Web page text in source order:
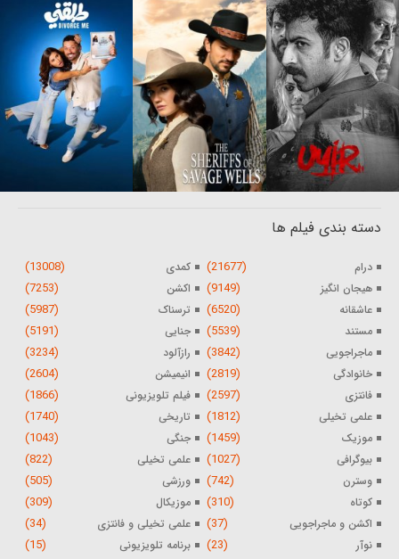
دسته بندی فیلم ها
درام (21677) کمدی (13008)
هیجان انگیز (9149) اکشن (7253)
عاشقانه (6520) ترسناک (5987)
مستند (5539) جنایی (5191)
ماجراجویی (3842) رازآلود (3234)
خانوادگی (2819) انیمیشن (2604)
فانتزی (2597) فیلم تلویزیونی (1866)
علمی تخیلی (1812) تاریخی (1740)
موزیک (1459) جنگی (1043)
بیوگرافی (1027) علمی تخیلی (822)
وسترن (742) ورزشی (505)
کوتاه (310) موزیکال (309)
اکشن و ماجراجویی (37) علمی تخیلی و فانتزی (34)
نوآر (23) برنامه تلویزیونی (15)